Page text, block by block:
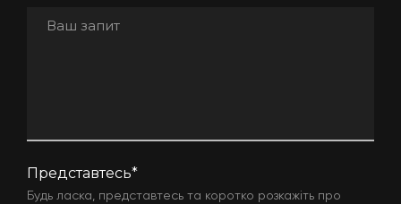
Представтесь*
Будь ласка, представтесь та коротко розкажіть про